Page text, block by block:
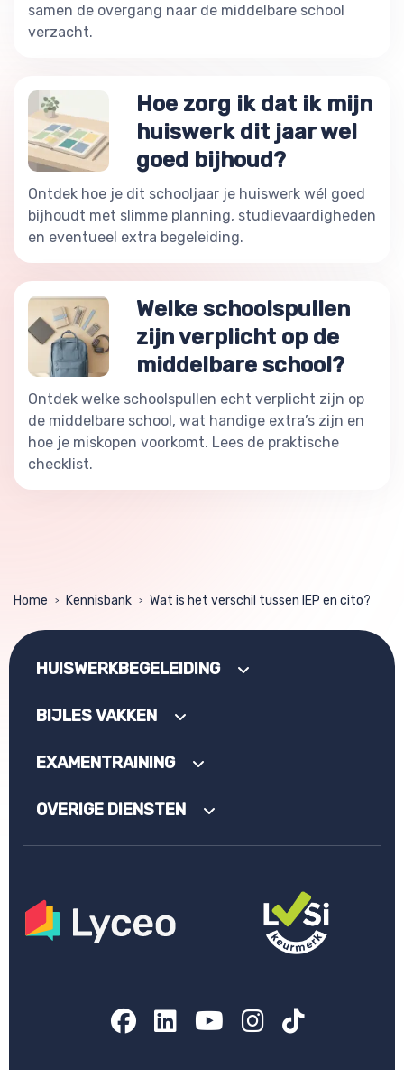
samen de overgang naar de middelbare school
verzacht.
Hoe zorg ik dat ik mijn
huiswerk dit jaar wel
goed bijhoud?
Ontdek hoe je dit schooljaar je huiswerk wél goed
bijhoudt met slimme planning, studievaardigheden
en eventueel extra begeleiding.
Welke schoolspullen
zijn verplicht op de
middelbare school?
Ontdek welke schoolspullen echt verplicht zijn op
de middelbare school, wat handige extra’s zijn en
hoe je miskopen voorkomt. Lees de praktische
checklist.
Home > Kennisbank > Wat is het verschil tussen IEP en cito?
HUISWERKBEGELEIDING
BIJLES VAKKEN
EXAMENTRAINING
OVERIGE DIENSTEN
Facebook
LinkedIn
YouTube
Instagram
TikTok